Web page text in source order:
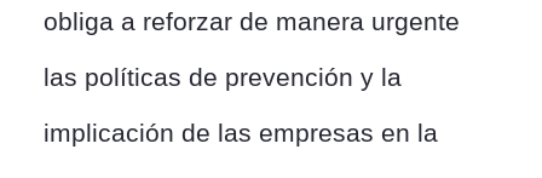
obliga a reforzar de manera urgente
las políticas de prevención y la
implicación de las empresas en la